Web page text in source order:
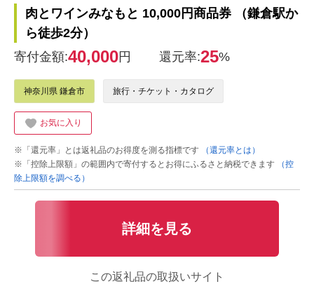
肉とワインみなもと 10,000円商品券 （鎌倉駅か
ら徒歩2分）
寄付金額:40,000円 還元率:25%
神奈川県 鎌倉市 旅行・チケット・カタログ
お気に入り
※「還元率」とは返礼品のお得度を測る指標です
（還元率とは）
※「控除上限額」の範囲内で寄付するとお得にふるさと納税できます
（控
除上限額を調べる）
詳細を見る
この返礼品の取扱いサイト